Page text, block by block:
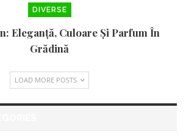
DIVERSE
Eleganță, Culoare Și Parfum În
Grădină
LOAD MORE POSTS